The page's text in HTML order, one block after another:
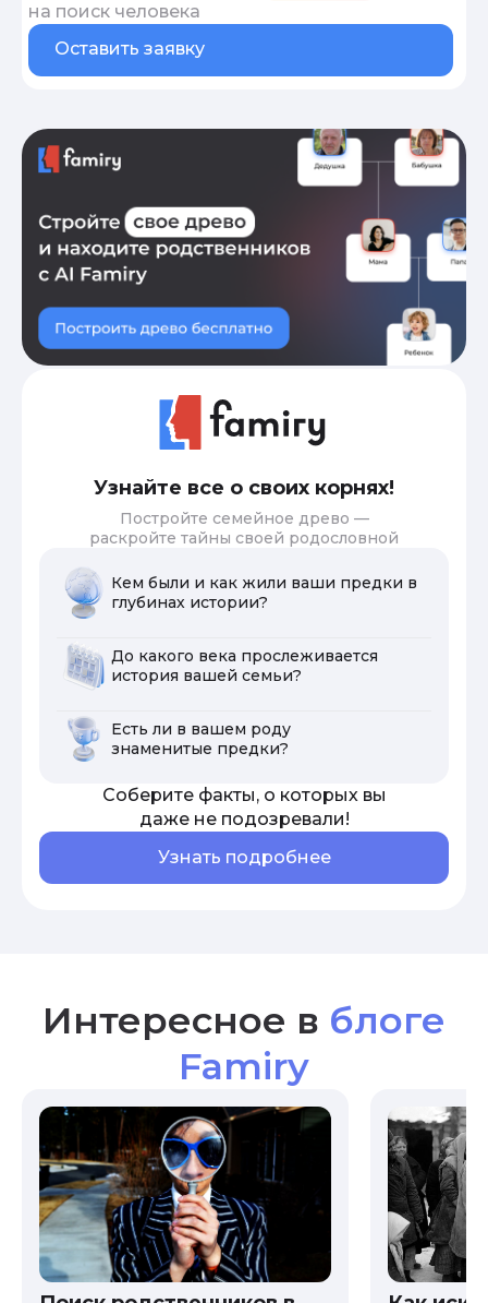
на поиск человека
Оставить заявку
Узнайте все о своих корнях!
Постройте семейное древо —
раскройте тайны своей родословной
Кем были и как жили ваши предки в
глубинах истории?
До какого века прослеживается
история вашей семьи?
Есть ли в вашем роду
знаменитые предки?
Соберите факты, о которых вы
даже не подозревали!
Узнать подробнее
Интересное в блоге
Famiry